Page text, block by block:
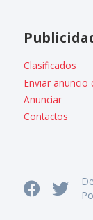
Clasificados
Enviar anuncio
Anunciar
Contactos